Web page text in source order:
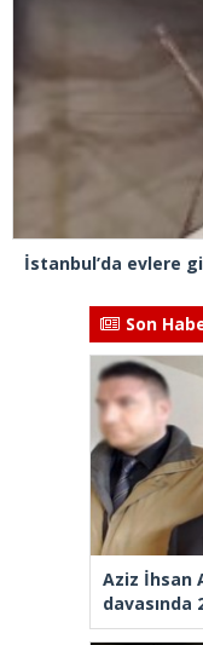
Son
Aziz İhsan
davasında